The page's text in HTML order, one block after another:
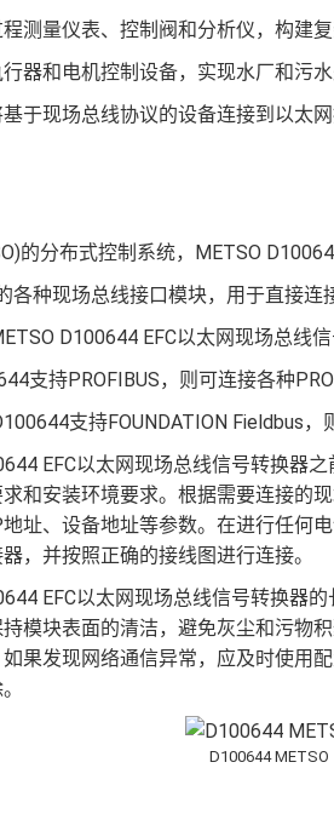
测量仪表、控制阀和分析仪，构建复
器和电机控制设备，实现水厂和污水
于现场总线协议的设备连接到以太
的分布式控制系统，METSO
种现场总线接口模块，用于直接连
D100644 EFC以太网现场总线
支持PROFIBUS，则可连接各种
支持FOUNDATION Fieldbus，
EFC以太网现场总线信号转换器
和安装环境要求。根据需要连接的
址、设备地址等参数。在进行任何
，并按照正确的接线图进行连接。
EFC以太网现场总线信号转换器
模块表面的清洁，避免灰尘和污物
果发现网络通信异常，应及时使用
D100644 METSO